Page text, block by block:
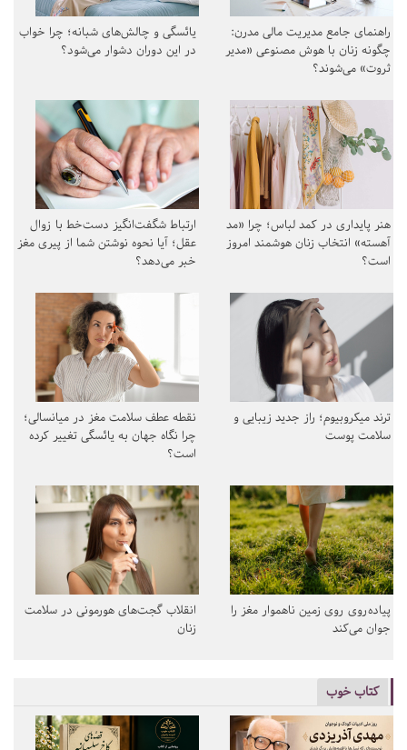
راهنمای جامع مدیریت مالی مدرن:
چگونه زنان با هوش مصنوعی «مدیر
ثروت» می‌شوند؟
یائسگی و چالش‌های شبانه؛ چرا خواب
در این دوران دشوار می‌شود؟
هنر پایداری در کمد لباس؛ چرا «مد
آهسته» انتخاب زنان هوشمند امروز
است؟
ارتباط شگفت‌انگیز دست‌خط با زوال
عقل؛ آیا نحوه نوشتن شما از پیری مغز
خبر می‌دهد؟
ترند میکروبیوم؛ راز جدید زیبایی و
سلامت پوست
نقطه عطف سلامت مغز در میانسالی؛
چرا نگاه جهان به یائسگی تغییر کرده
است؟
پیاده‌روی روی زمین ناهموار مغز را
جوان می‌کند
انقلاب گجت‌های هورمونی در سلامت
زنان
کتاب خوب